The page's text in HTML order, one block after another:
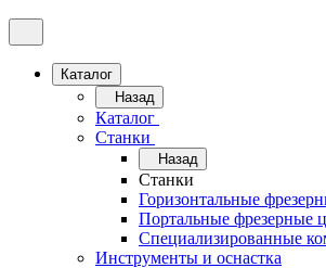
Каталог
Назад
Каталог
Станки
Назад
Станки
Горизонтальные
Портальные фрезерные
Специализированные
Инструменты и оснастка